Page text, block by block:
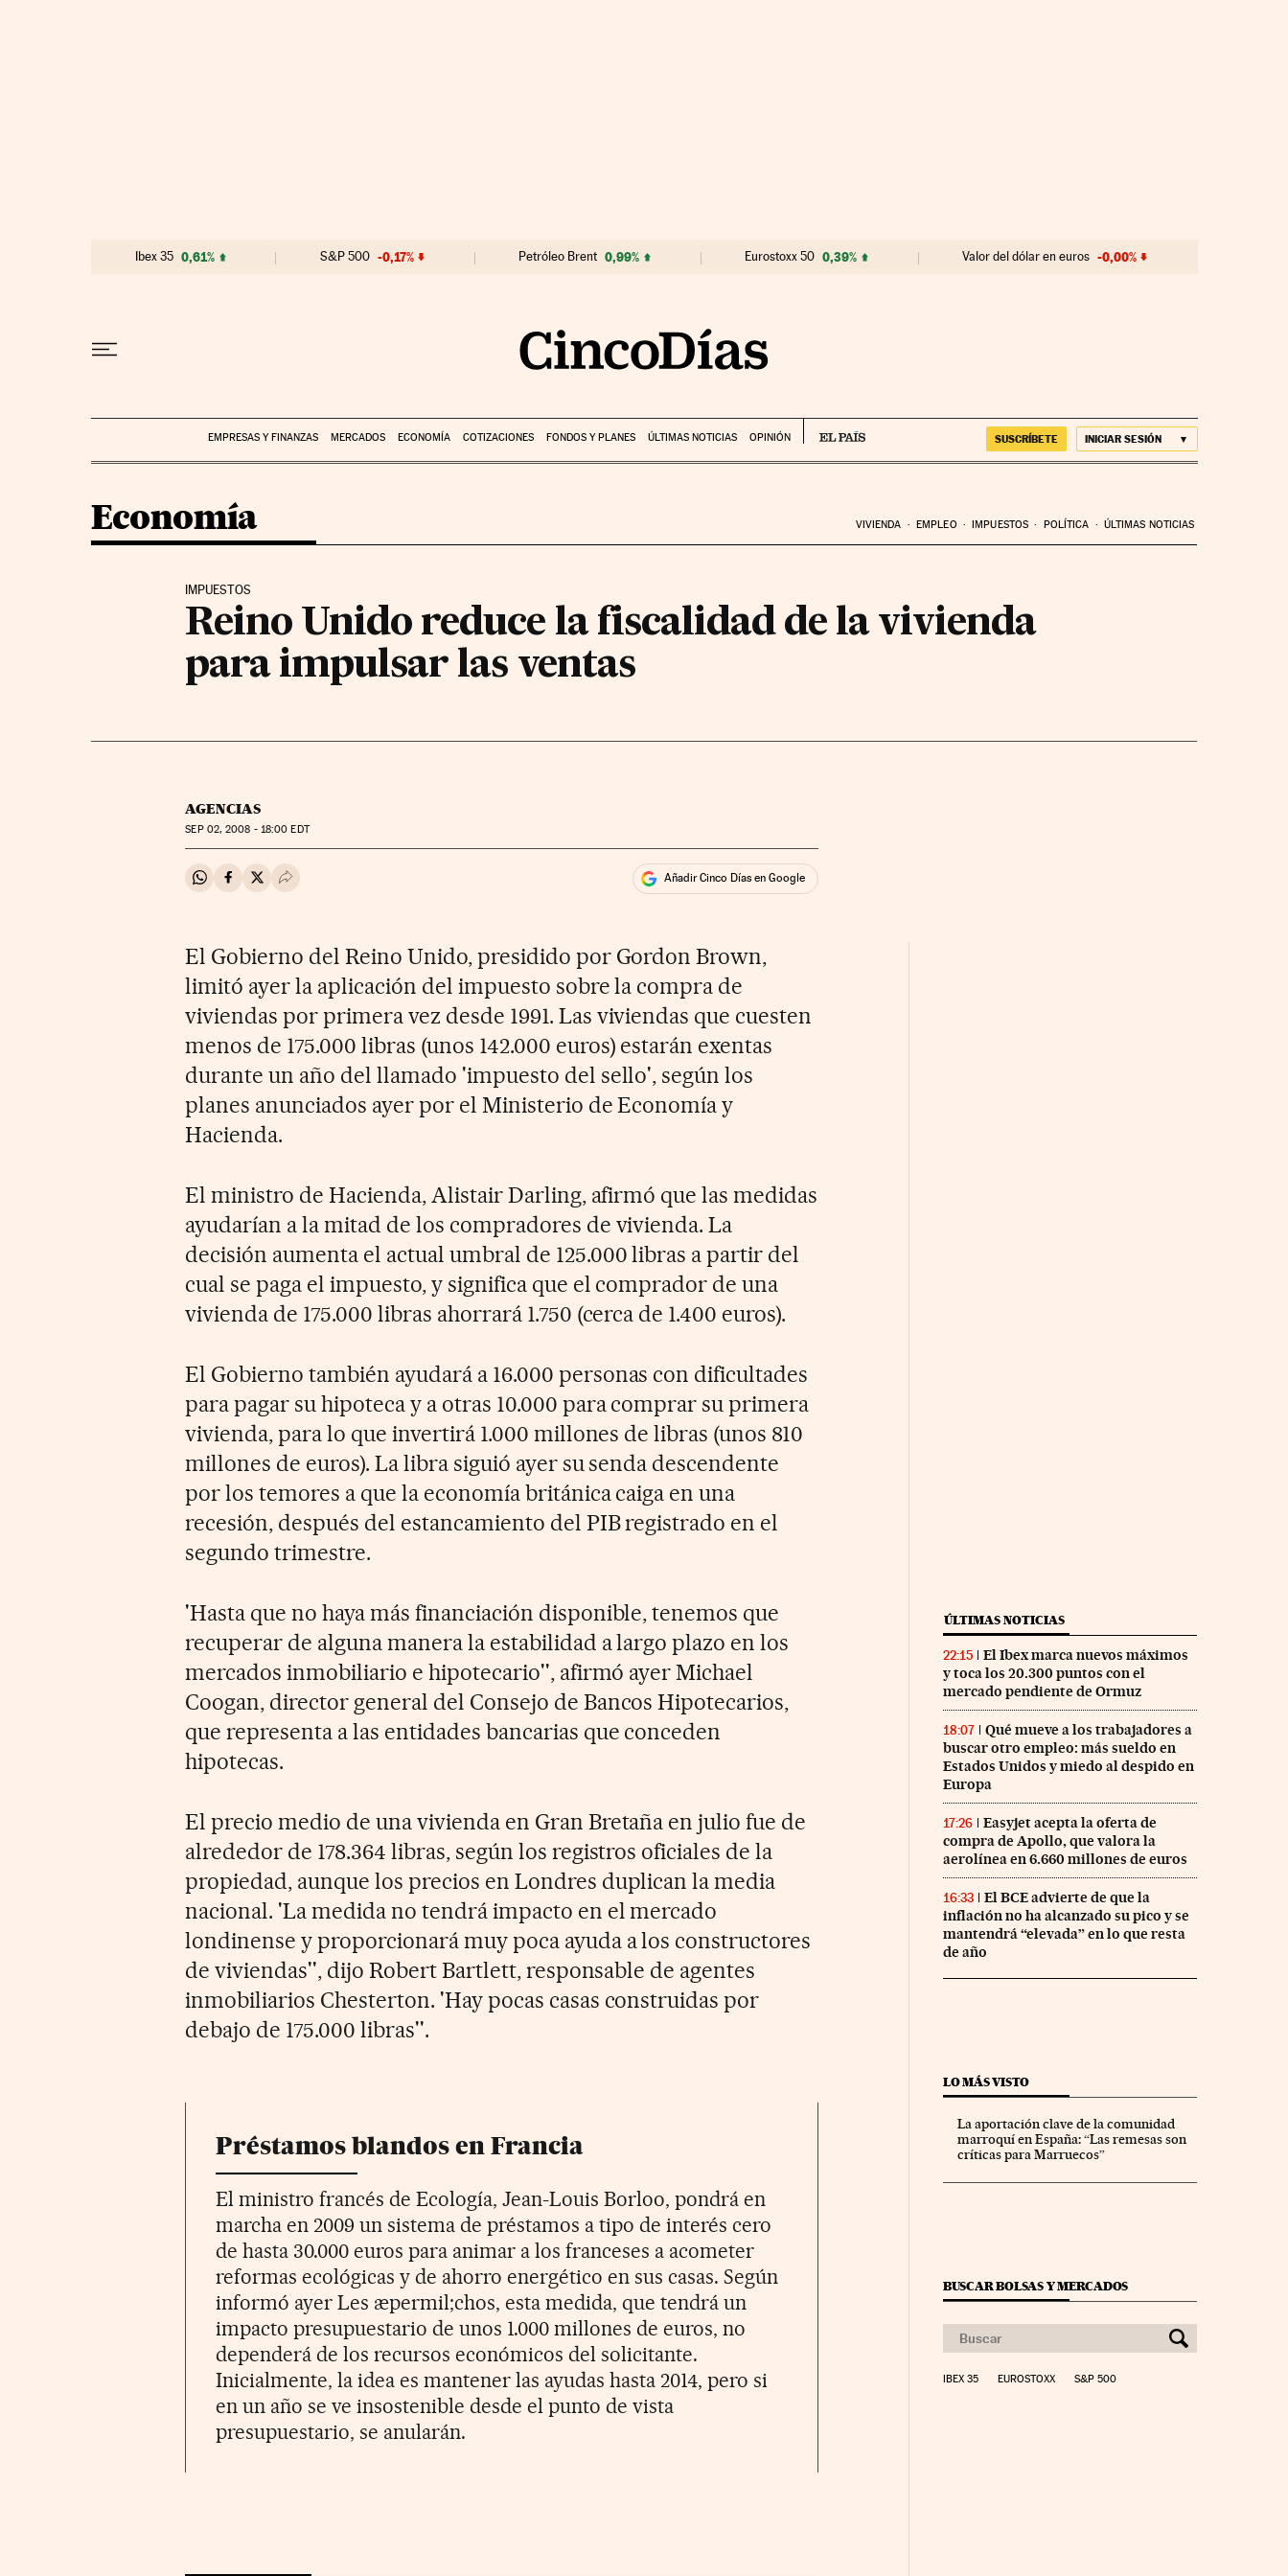
Ibex 35 0,61% S&P 500 -0,17% Petróleo Brent 0,99% Eurostoxx 50 0,39% Valor del dólar en euros -0,00%
EMPRESAS Y FINANZAS MERCADOS ECONOMÍA COTIZACIONES FONDOS Y PLANES ÚLTIMAS NOTICIAS OPINIÓN SUSCRÍBETE INICIAR SESIÓN
Economía VIVIENDA EMPLEO IMPUESTOS POLÍTICA ÚLTIMAS NOTICIAS
IMPUESTOS
Reino Unido reduce la fiscalidad de la vivienda
para impulsar las ventas
AGENCIAS
SEP02, 2008 - 18:00 EDT
Compartir en Whatsapp
Compartir en Facebook
Compartir en Twitter
Desplegar Redes Sociales Añadir Cinco Días en Google
El Gobierno del Reino Unido, presidido por Gordon Brown,
limitó ayer la aplicación del impuesto sobre la compra de
viviendas por primera vez desde 1991. Las viviendas que cuesten
menos de 175.000 libras (unos 142.000 euros) estarán exentas
durante un año del llamado 'impuesto del sello', según los
planes anunciados ayer por el Ministerio de Economía y
Hacienda.
El ministro de Hacienda, Alistair Darling, afirmó que las medidas
ayudarían a la mitad de los compradores de vivienda. La
decisión aumenta el actual umbral de 125.000 libras a partir del
cual se paga el impuesto, y significa que el comprador de una
vivienda de 175.000 libras ahorrará 1.750 (cerca de 1.400 euros).
El Gobierno también ayudará a 16.000 personas con dificultades
para pagar su hipoteca y a otras 10.000 para comprar su primera
vivienda, para lo que invertirá 1.000 millones de libras (unos 810
millones de euros). La libra siguió ayer su senda descendente
por los temores a que la economía británica caiga en una
recesión, después del estancamiento del PIB registrado en el
segundo trimestre.
'Hasta que no haya más financiación disponible, tenemos que
recuperar de alguna manera la estabilidad a largo plazo en los
mercados inmobiliario e hipotecario'', afirmó ayer Michael
Coogan, director general del Consejo de Bancos Hipotecarios,
que representa a las entidades bancarias que conceden
hipotecas.
El precio medio de una vivienda en Gran Bretaña en julio fue de
alrededor de 178.364 libras, según los registros oficiales de la
propiedad, aunque los precios en Londres duplican la media
nacional. 'La medida no tendrá impacto en el mercado
londinense y proporcionará muy poca ayuda a los constructores
de viviendas'', dijo Robert Bartlett, responsable de agentes
inmobiliarios Chesterton. 'Hay pocas casas construidas por
debajo de 175.000 libras''.
Préstamos blandos en Francia
El ministro francés de Ecología, Jean-Louis Borloo, pondrá en
marcha en 2009 un sistema de préstamos a tipo de interés cero
de hasta 30.000 euros para animar a los franceses a acometer
reformas ecológicas y de ahorro energético en sus casas. Según
informó ayer Les æpermil;chos, esta medida, que tendrá un
impacto presupuestario de unos 1.000 millones de euros, no
dependerá de los recursos económicos del solicitante.
Inicialmente, la idea es mantener las ayudas hasta 2014, pero si
en un año se ve insostenible desde el punto de vista
presupuestario, se anularán.
ÚLTIMAS NOTICIAS
22:15
El Ibex marca nuevos máximos
y toca los 20.300 puntos con el
mercado pendiente de Ormuz
18:07
Qué mueve a los trabajadores a
buscar otro empleo: más sueldo en
Estados Unidos y miedo al despido en
Europa
17:26
Easyjet acepta la oferta de
compra de Apollo, que valora la
aerolínea en 6.660 millones de euros
16:33
El BCE advierte de que la
inflación no ha alcanzado su pico y se
mantendrá “elevada” en lo que resta
de año
LO MÁS VISTO
La aportación clave de la comunidad
marroquí en España: “Las remesas son
críticas para Marruecos”
BUSCAR BOLSAS Y MERCADOS
IBEX 35 EUROSTOXX S&P 500